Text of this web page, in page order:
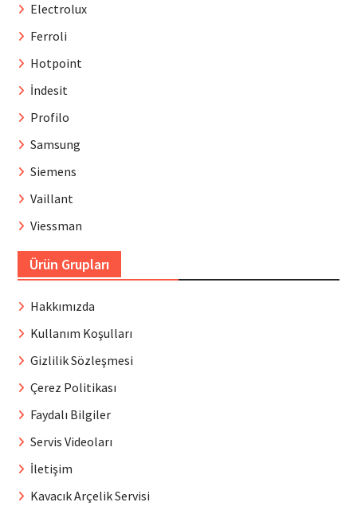
Electrolux
Ferroli
Hotpoint
İndesit
Profilo
Samsung
Siemens
Vaillant
Viessman
Ürün Grupları
Hakkımızda
Kullanım Koşulları
Gizlilik Sözleşmesi
Çerez Politikası
Faydalı Bilgiler
Servis Videoları
İletişim
Kavacık Arçelik Servisi